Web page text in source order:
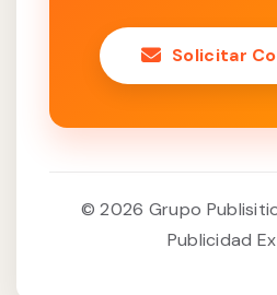
Solicitar
© 2026 Grupo
Publicidad